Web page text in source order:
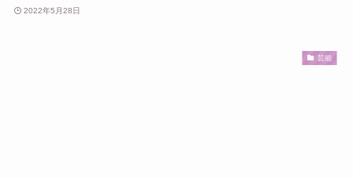
2022年5月28日
芸能